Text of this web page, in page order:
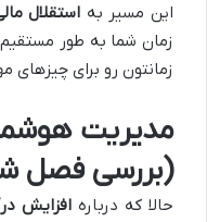
این مسیر به استقلال
زمان شما به طور
زمانتون رو برای چیزهای
مدیریت
(بررسی فصل
حالا که درباره افزایش